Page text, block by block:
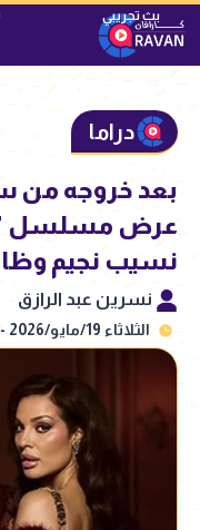
دراما
عرض مسلسل
نسيب نجيم
نسرين عبد الرازق
الثلاثاء 19/مايو/2026 - 11:42 م